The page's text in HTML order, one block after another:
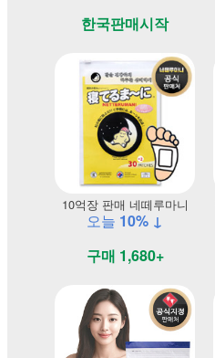
한국판매시작
10억장 판매 네떼루마니
오늘 10% ↓
구매 1,680+